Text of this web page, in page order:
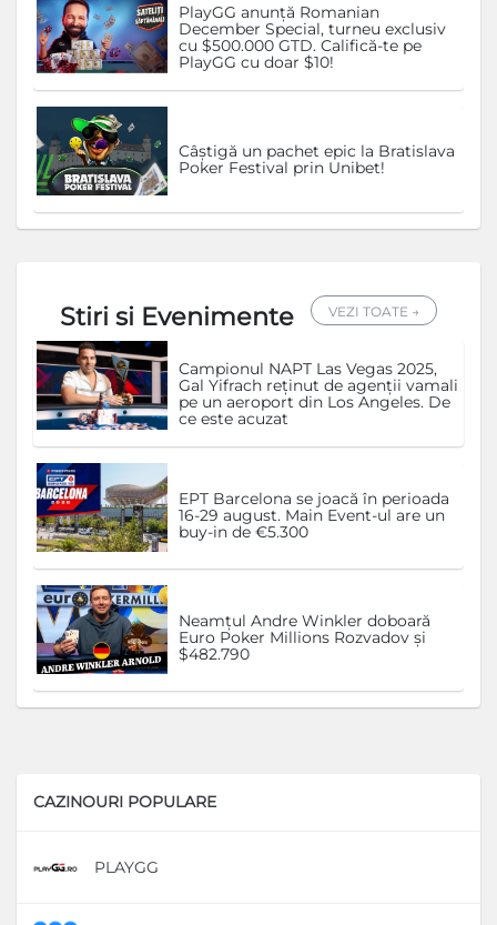
PlayGG anunță Romanian
December Special, turneu exclusiv
cu $500.000 GTD. Califică-te pe
PlayGG cu doar $10!
Câștigă un pachet epic la Bratislava
Poker Festival prin Unibet!
Stiri si Evenimente VEZI TOATE →
Campionul NAPT Las Vegas 2025,
Gal Yifrach reținut de agenții vamali
pe un aeroport din Los Angeles. De
ce este acuzat
EPT Barcelona se joacă în perioada
16-29 august. Main Event-ul are un
buy-in de €5.300
Neamțul Andre Winkler doboară
Euro Poker Millions Rozvadov și
$482.790
CAZINOURI POPULARE
PLAYGG